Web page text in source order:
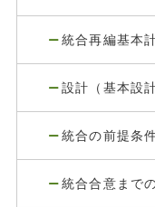
統合再編基本
設計（基本設計
統合の前提条
統合合意まで